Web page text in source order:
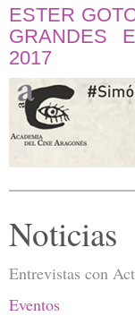
ESTER
GRANDES
2017
Noticias
Entrevistas con
Eventos